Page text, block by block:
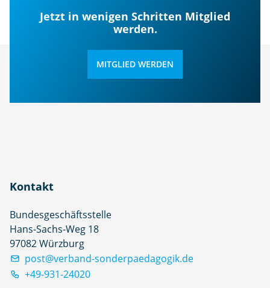
Jetzt in wenigen Schritten Mitglied
werden.
MITGLIED WERDEN
Kontakt
Bundesgeschäftsstelle
Hans-Sachs-Weg 18
97082 Würzburg
post@verband-sonderpaedagogik.de
+49-931-24020